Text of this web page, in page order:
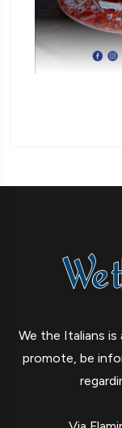
We the Italians is
promote, be